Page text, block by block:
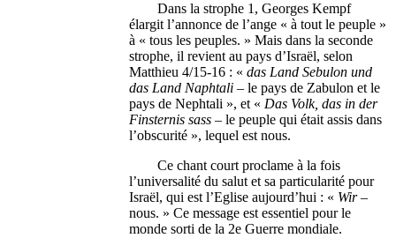
Dans la strophe 1, Georges Kempf
élargit l’annonce de l’ange « à tout le peuple »
à « tous les peuples. » Mais dans la seconde
strophe, il revient au pays d’Israël, selon
Matthieu 4/15-16 : « das Land Sebulon und
das Land Naphtali– le pays de Zabulon et le
pays de Nephtali », et « Das Volk, das in der
Finsternis sass – le peuple qui était assis dans
l’obscurité », lequel est nous.
Ce chant court proclame à la fois
l’universalité du salut et sa particularité pour
Israël, qui est l’Eglise aujourd’hui : « Wir–
nous. » Ce message est essentiel pour le
monde sorti de la 2e Guerre mondiale.